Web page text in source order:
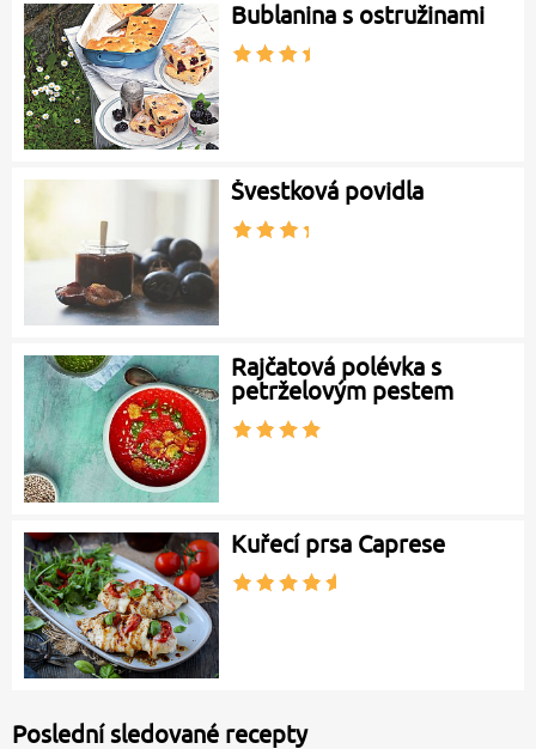
Bublanina s ostružinami
Švestková povidla
Rajčatová polévka s
petrželovým pestem
Kuřecí prsa Caprese
Poslední sledované recepty